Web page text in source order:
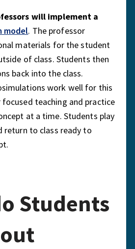
will implement a
model. The professor
materials for the student
of class. Students then
back into the class.
work well for this
teaching and practice
at a time. Students play
return to class ready to
Students